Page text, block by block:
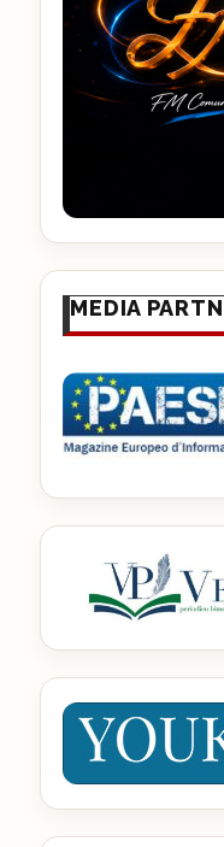
MEDIA